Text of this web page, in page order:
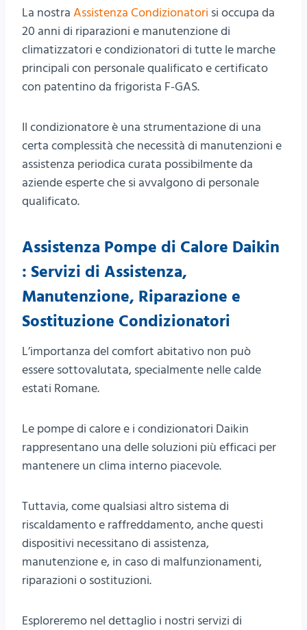
La nostra Assistenza Condizionatori si occupa da
20 anni di riparazioni e manutenzione di
climatizzatori e condizionatori di tutte le marche
principali con personale qualificato e certificato
con patentino da frigorista F-GAS.
Il condizionatore è una strumentazione di una
certa complessità che necessità di manutenzioni e
assistenza periodica curata possibilmente da
aziende esperte che si avvalgono di personale
qualificato.
Assistenza Pompe di Calore Daikin
: Servizi di Assistenza,
Manutenzione, Riparazione e
Sostituzione Condizionatori
L’importanza del comfort abitativo non può
essere sottovalutata, specialmente nelle calde
estati Romane.
Le pompe di calore e i condizionatori Daikin
rappresentano una delle soluzioni più efficaci per
mantenere un clima interno piacevole.
Tuttavia, come qualsiasi altro sistema di
riscaldamento e raffreddamento, anche questi
dispositivi necessitano di assistenza,
manutenzione e, in caso di malfunzionamenti,
riparazioni o sostituzioni.
Esploreremo nel dettaglio i nostri servizi di